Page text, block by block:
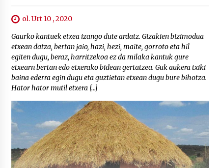
ol. Urt 10 , 2020
Gaurko kantuek etxea izango dute ardatz. Gizakien bizimodua
etxean datza, bertan jaio, hazi, hezi, maite, gorroto eta hil
egiten dugu, beraz, harritzekoa ez da milaka kantuk gure
etxearn bertan edo etxerako bidean gertatzea. Guk aukera txiki
baina ederra egin dugu eta guztietan etxean dugu bure bihotza.
Hator hator mutil etxera […]